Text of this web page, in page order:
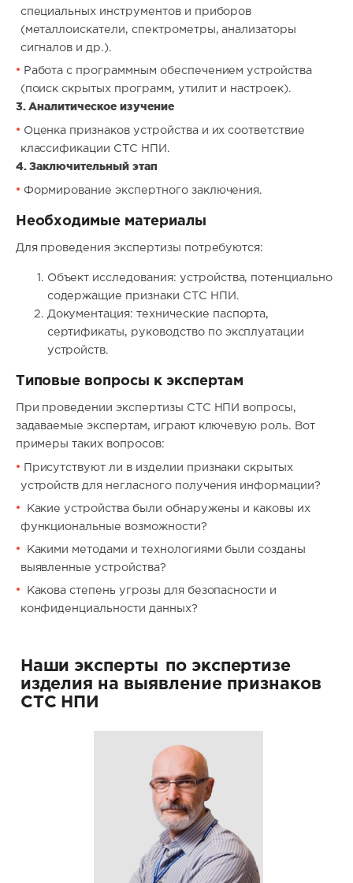
специальных инструментов и приборов
(металлоискатели, спектрометры, анализаторы
сигналов и др.).
Работа с программным обеспечением устройства
(поиск скрытых программ, утилит и настроек).
3. Аналитическое изучение
Оценка признаков устройства и их соответствие
классификации СТС НПИ.
4. Заключительный этап
Формирование экспертного заключения.
Необходимые материалы
Для проведения экспертизы потребуются:
Объект исследования: устройства, потенциально
содержащие признаки СТС НПИ.
Документация: технические паспорта,
сертификаты, руководство по эксплуатации
устройств.
Типовые вопросы к экспертам
При проведении экспертизы СТС НПИ вопросы,
задаваемые экспертам, играют ключевую роль. Вот
примеры таких вопросов:
Присутствуют ли в изделии признаки скрытых
устройств для негласного получения информации?
Какие устройства были обнаружены и каковы их
функциональные возможности?
Какими методами и технологиями были созданы
выявленные устройства?
Какова степень угрозы для безопасности и
конфиденциальности данных?
Наши эксперты по экспертизе
изделия на выявление признаков
СТС НПИ